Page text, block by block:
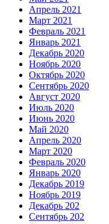
Апрель 2021
Март 2021
Февраль 2021
Январь 2021
Декабрь 2020
Ноябрь 2020
Октябрь 2020
Сентябрь 2020
Август 2020
Июль 2020
Июнь 2020
Май 2020
Апрель 2020
Март 2020
Февраль 2020
Январь 2020
Декабрь 2019
Ноябрь 2019
Декабрь 202
Сентябрь 202